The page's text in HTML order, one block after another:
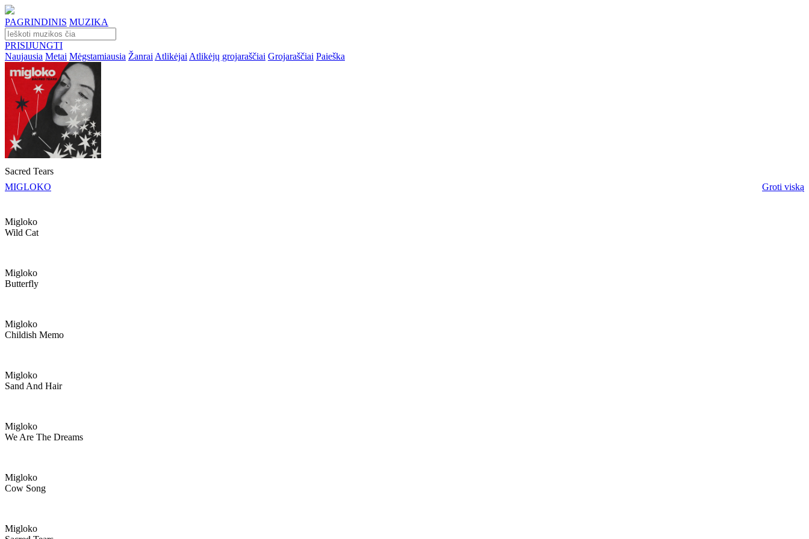
PAGRINDINIS MUZIKA
PRISIJUNGTI
Naujausia Metai Mėgstamiausia Žanrai Atlikėjai Atlikėjų grojaraščiai Grojaraščiai Paieška
Sacred Tears
MIGLOKO
Groti viską
Migloko
Wild Cat
Migloko
Butterfly
Migloko
Childish Memo
Migloko
Sand And Hair
Migloko
We Are The Dreams
Migloko
Cow Song
Migloko